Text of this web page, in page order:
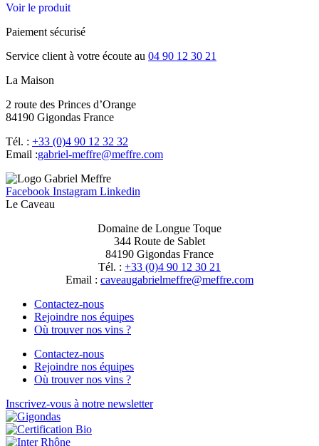
Voir le produit
Paiement sécurisé
Service client à votre écoute au 04 90 12 30 21
La Maison
2 route des Princes d’Orange
84190 Gigondas France
Tél. : +33 (0)4 90 12 32 32
Email :moc.erffem@erffem-leirbag
Facebook Instagram Linkedin
Le Caveau
Domaine de Longue Toque
344 Route de Sablet
84190 Gigondas France
Tél. : +33 (0)4 90 12 30 21
Email : moc.erffem@erffemleirbaguaevac
Contactez-nous
Rejoindre nos équipes
Où trouver nos vins ?
Contactez-nous
Rejoindre nos équipes
Où trouver nos vins ?
Inscrivez-vous à notre newsletter